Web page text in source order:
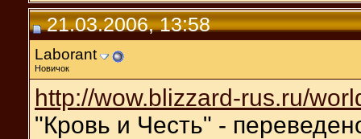
21.03.2006, 13:58
Laborant
Новичок
http://wow.blizzard-rus.ru/
"Кровь и Честь" -